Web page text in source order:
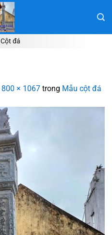
Cột đá
800 × 1067 trong Mẫu cột đá